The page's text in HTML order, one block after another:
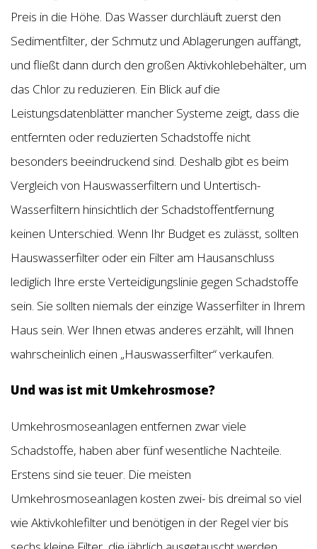
Preis in die Höhe. Das Wasser durchläuft zuerst den
Sedimentfilter, der Schmutz und Ablagerungen auffängt,
und fließt dann durch den großen Aktivkohlebehälter, um
das Chlor zu reduzieren. Ein Blick auf die
Leistungsdatenblätter mancher Systeme zeigt, dass die
entfernten oder reduzierten Schadstoffe nicht
besonders beeindruckend sind. Deshalb gibt es beim
Vergleich von Hauswasserfiltern und Untertisch-
Wasserfiltern hinsichtlich der Schadstoffentfernung
keinen Unterschied. Wenn Ihr Budget es zulässt, sollten
Hauswasserfilter oder ein Filter am Hausanschluss
lediglich Ihre erste Verteidigungslinie gegen Schadstoffe
sein. Sie sollten niemals der einzige Wasserfilter in Ihrem
Haus sein. Wer Ihnen etwas anderes erzählt, will Ihnen
wahrscheinlich einen „Hauswasserfilter“ verkaufen.
Und was ist mit Umkehrosmose?
Umkehrosmoseanlagen entfernen zwar viele
Schadstoffe, haben aber fünf wesentliche Nachteile.
Erstens sind sie teuer. Die meisten
Umkehrosmoseanlagen kosten zwei- bis dreimal so viel
wie Aktivkohlefilter und benötigen in der Regel vier bis